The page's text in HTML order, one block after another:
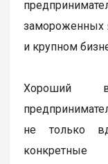
замороженных
и крупном
Хороший
не только
конкретные